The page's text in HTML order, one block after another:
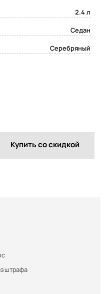
2.4 л
Седан
Серебряный
Купить со скидкой
штрафа